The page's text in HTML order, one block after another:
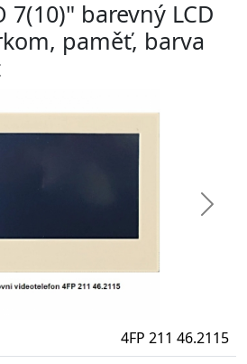
7(10)" barevný LCD
paměť, barva
Další
4FP 211 46.2115